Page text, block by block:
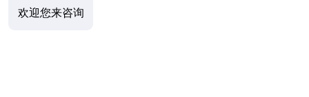
欢迎您来咨询